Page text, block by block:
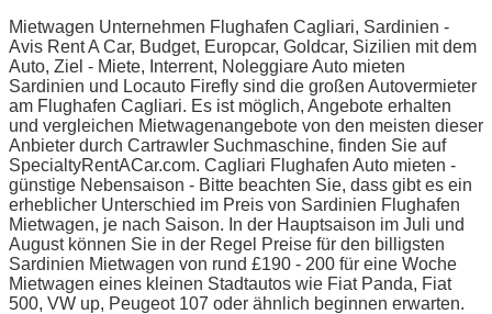
Mietwagen Unternehmen Flughafen Cagliari, Sardinien -
Avis Rent A Car, Budget, Europcar, Goldcar, Sizilien mit dem
Auto, Ziel - Miete, Interrent, Noleggiare Auto mieten
Sardinien und Locauto Firefly sind die großen Autovermieter
am Flughafen Cagliari. Es ist möglich, Angebote erhalten
und vergleichen Mietwagenangebote von den meisten dieser
Anbieter durch Cartrawler Suchmaschine, finden Sie auf
SpecialtyRentACar.com. Cagliari Flughafen Auto mieten -
günstige Nebensaison - Bitte beachten Sie, dass gibt es ein
erheblicher Unterschied im Preis von Sardinien Flughafen
Mietwagen, je nach Saison. In der Hauptsaison im Juli und
August können Sie in der Regel Preise für den billigsten
Sardinien Mietwagen von rund £190 - 200 für eine Woche
Mietwagen eines kleinen Stadtautos wie Fiat Panda, Fiat
500, VW up, Peugeot 107 oder ähnlich beginnen erwarten.